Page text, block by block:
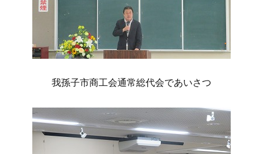
我孫子市商工会通常総代会であいさつ